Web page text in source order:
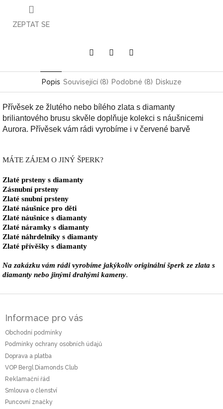
ZEPTAT SE
Popis Související (8) Podobné (8) Diskuze
Přívěsek ze žlutého nebo bílého zlata s diamanty
briliantového brusu skvěle doplňuje kolekci s náušnicemi
Aurora. Přívěsek vám rádi vyrobíme i v červené barvě
MÁTE ZÁJEM O JINÝ ŠPERK?
Zlaté prsteny s diamanty
Zásnubní prsteny
Zlaté snubní prsteny
Zlaté náušnice pro děti
Zlaté náušnice s diamanty
Zlaté náramky s diamanty
Zlaté náhrdelníky s diamanty
Zlaté přívěšky s diamanty
Na zakázku vám rádi vyrobíme jakýkoliv originální šperk ze zlata s
diamanty nebo jinými drahými kameny.
Informace pro vás
Obchodní podmínky
Podmínky ochrany osobních údajů
Doprava a platba
VOP Bergl Diamonds Club
Reklamační řád
Smlouva o členství
Puncovní značky